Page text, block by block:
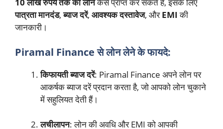
10 लाख रुपये तक का लोनकैसे प्राप्त कर सकते हैं, इसके लिए
पात्रता मानदंड,ब्याज दरें, आवश्यक दस्तावेज, औरEMI की
जानकारी।
Piramal Finance से लोन लेने के फायदे:
किफायती ब्याज दरें: Piramal Finance अपने लोन पर
आकर्षक ब्याज दरें प्रदान करता है, जो आपको लोन चुकाने
में सहुलियत देती हैं।
लचीलापन: लोन की अवधि और EMI को आपकी